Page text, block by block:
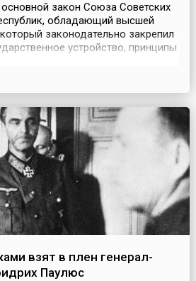
закон Союза Советских
обладающий высшей
законодательно закрепил
устройство, принципы
взят в плен генерал-
Паулюс